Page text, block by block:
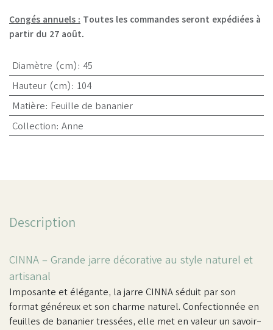
Congés annuels : Toutes les commandes seront expédiées à
partir du 27 août.
Diamètre (cm): 45
Hauteur (cm): 104
Matière: Feuille de bananier
Collection: Anne
Description
CINNA – Grande jarre décorative au style naturel et
artisanal
Imposante et élégante, la jarre CINNA séduit par son
format généreux et son charme naturel. Confectionnée en
feuilles de bananier tressées, elle met en valeur un savoir-